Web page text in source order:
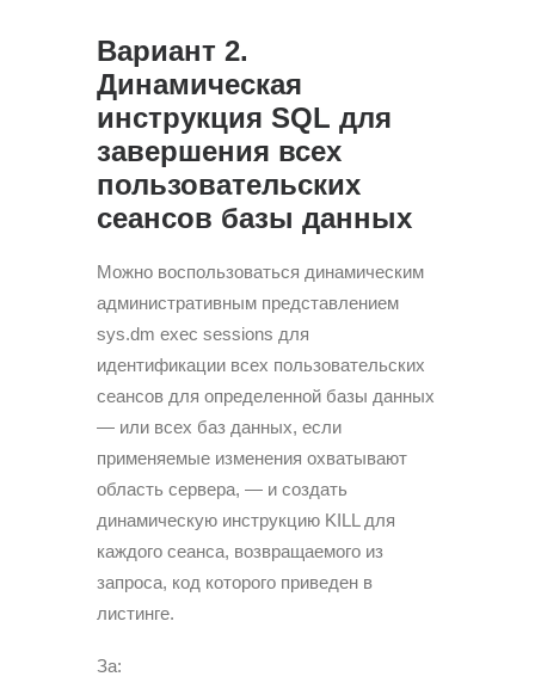
Вариант 2.
Динамическая
инструкция SQL для
завершения всех
пользовательских
сеансов базы данных
Можно воспользоваться динамическим
административным представлением
sys.dm exec sessions для
идентификации всех пользовательских
сеансов для определенной базы данных
— или всех баз данных, если
применяемые изменения охватывают
область сервера, — и создать
динамическую инструкцию KILL для
каждого сеанса, возвращаемого из
запроса, код которого приведен в
листинге.
За: